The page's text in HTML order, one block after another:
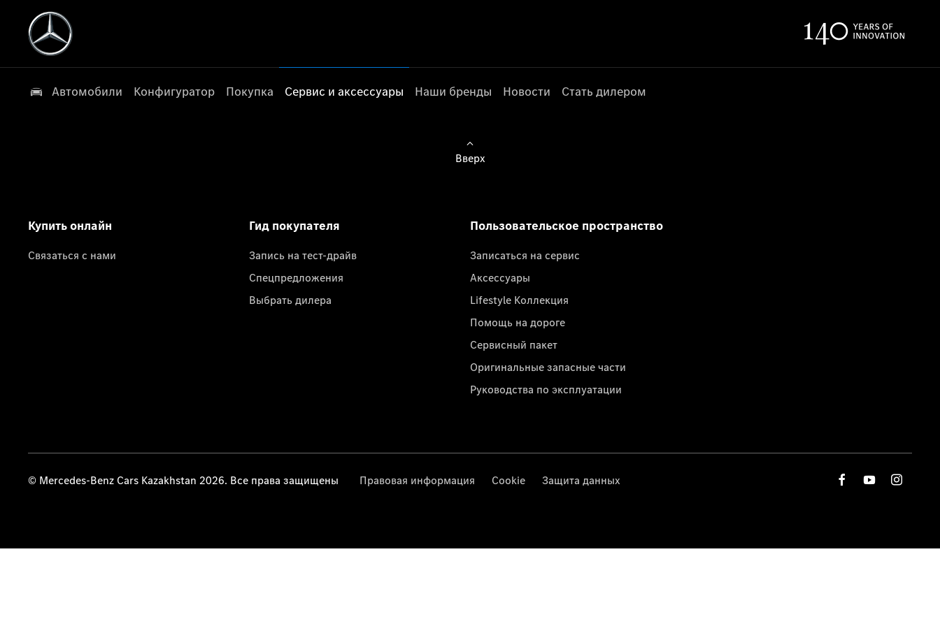
Автомобили Конфигуратор Покупка Сервис и аксессуары Наши бренды Новости Стать дилером
Вверх
Купить онлайн
Связаться с нами
Гид покупателя
Запись на тест-драйв
Спецпредложения
Выбрать дилера
Пользовательское пространство
Записаться на сервис
Аксессуары
Lifestyle Коллекция
Помощь на дороге
Сервисный пакет
Оригинальные запасные части
Руководства по эксплуатации
© Mercedes-Benz Cars Kazakhstan 2026. Все права защищены Правовая информация Cookie Защита данных